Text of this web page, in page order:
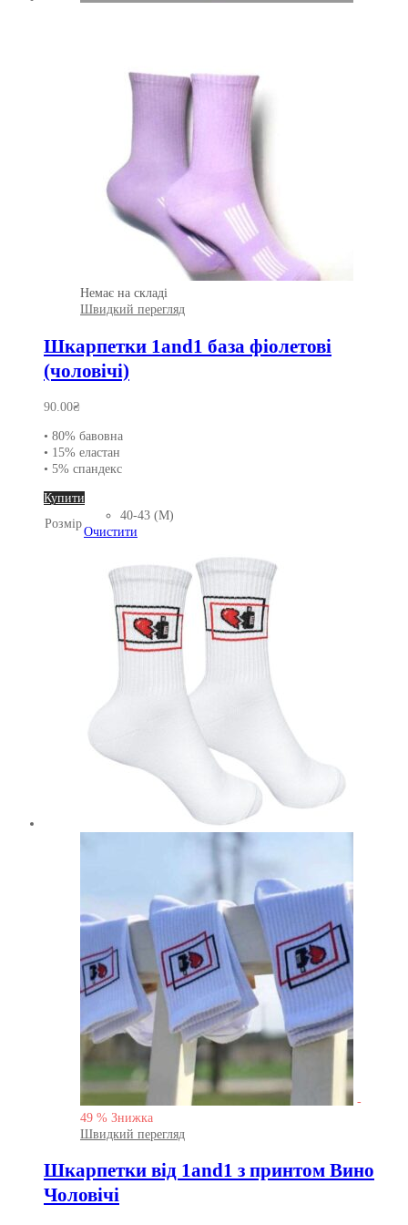
Немає на складі
Швидкий перегляд
Шкарпетки 1and1 база фіолетові
(чоловічі)
90.00₴
• 80% бавовна
• 15% еластан
• 5% спандекс
Купити
товар
має
варіантів.
Параметри
можна
вибрати
сторінці
Розмір
40-43 (M)
Очистити
-
49 % Знижка
Швидкий перегляд
Шкарпетки від 1and1 з принтом Вино
Чоловічі